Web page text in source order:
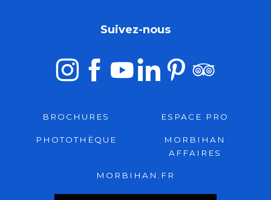
Suivez-nous
BROCHURES ESPACE PRO
PHOTOTHÈQUE
MORBIHAN
AFFAIRES
MORBIHAN.FR